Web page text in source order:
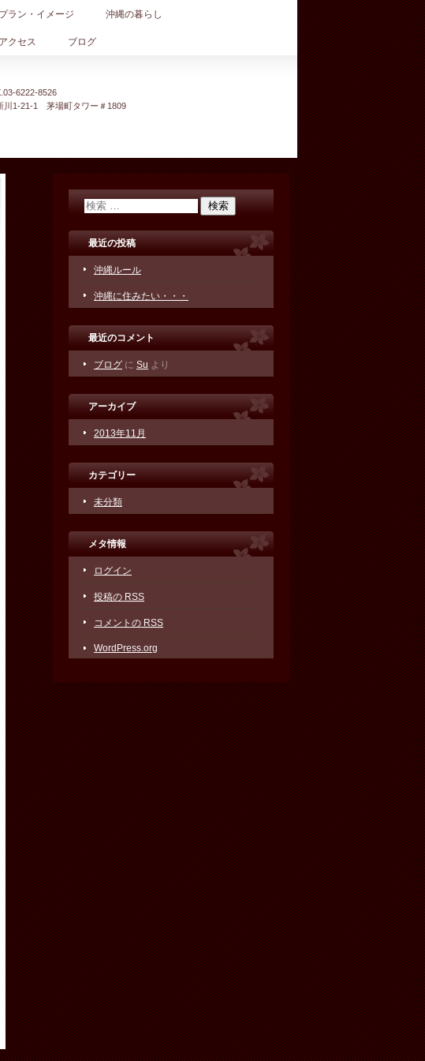
6222-8526
川1-21-1 茅場町タワー＃1809
ラン・イメージ 沖縄の暮らし
アクセス ブログ
最近の投稿
沖縄ルール
沖縄に住みたい・・・
最近のコメント
ブログ に Su より
アーカイブ
2013年11月
カテゴリー
未分類
メタ情報
ログイン
投稿の RSS
コメントの RSS
WordPress.org